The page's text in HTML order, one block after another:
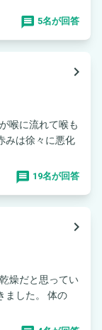
5名が回答
navigate_next
喉に流れて喉も
みは徐々に悪化
19名が回答
navigate_next
燥だと思ってい
ました。 体の